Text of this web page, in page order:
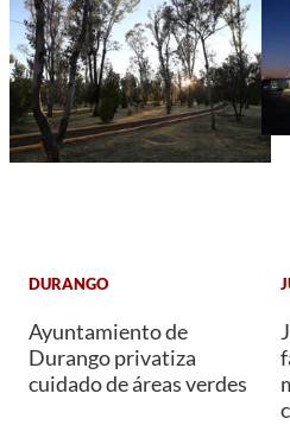
DURANGO
Ayuntamiento de
Durango privatiza
cuidado de áreas verdes